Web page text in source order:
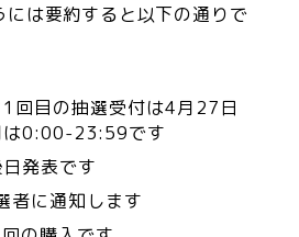
には要約すると以下の通りで
回目の抽選受付は4月27日
は0:00-23:59です
発表です
に通知します